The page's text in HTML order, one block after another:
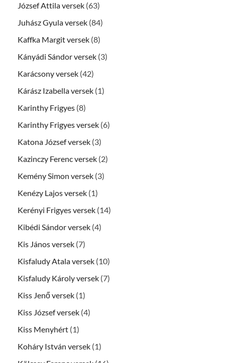
József Attila versek (63)
Juhász Gyula versek (84)
Kaffka Margit versek (8)
Kányádi Sándor versek (3)
Karácsony versek (42)
Kárász Izabella versek (1)
Karinthy Frigyes (8)
Karinthy Frigyes versek (6)
Katona József versek (3)
Kazinczy Ferenc versek (2)
Kemény Simon versek (3)
Kenézy Lajos versek (1)
Kerényi Frigyes versek (14)
Kibédi Sándor versek (4)
Kis János versek (7)
Kisfaludy Atala versek (10)
Kisfaludy Károly versek (7)
Kiss Jenő versek (1)
Kiss József versek (4)
Kiss Menyhért (1)
Koháry István versek (1)